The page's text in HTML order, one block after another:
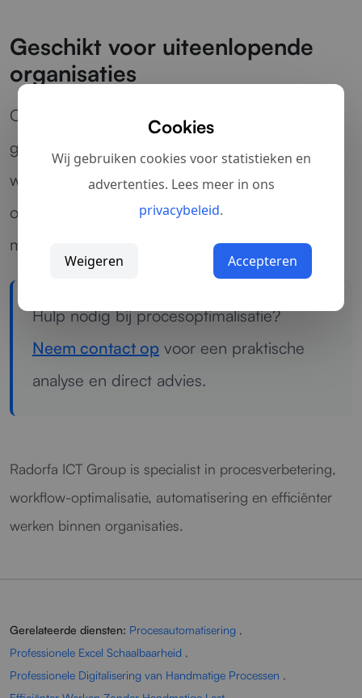
Geschikt voor uiteenlopende
organisaties
Of het nu gaat om terugkerende taken, trage
goedkeuringsroutes of versnipperde
werkwijzen: wij helpen processen
overzichtelijker, sneller en schaalbaarder te
maken.
Hulp nodig bij procesoptimalisatie?
Neem contact op voor een praktische
analyse en direct advies.
Radorfa ICT Group is specialist in procesverbetering,
workflow-optimalisatie, automatisering en efficiënter
werken binnen organisaties.
Gerelateerde diensten: Procesautomatisering ,
Professionele Excel Schaalbaarheid ,
Professionele Digitalisering van Handmatige Processen ,
Cookies
Wij gebruiken cookies voor statistieken en
advertenties. Lees meer in ons
privacybeleid.
Weigeren Accepteren